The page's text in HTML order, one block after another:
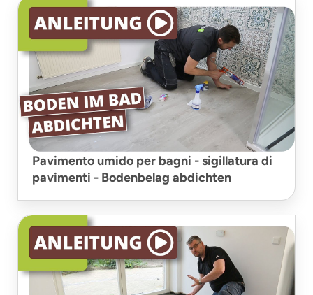
Pavimento umido per bagni - sigillatura di
pavimenti - Bodenbelag abdichten